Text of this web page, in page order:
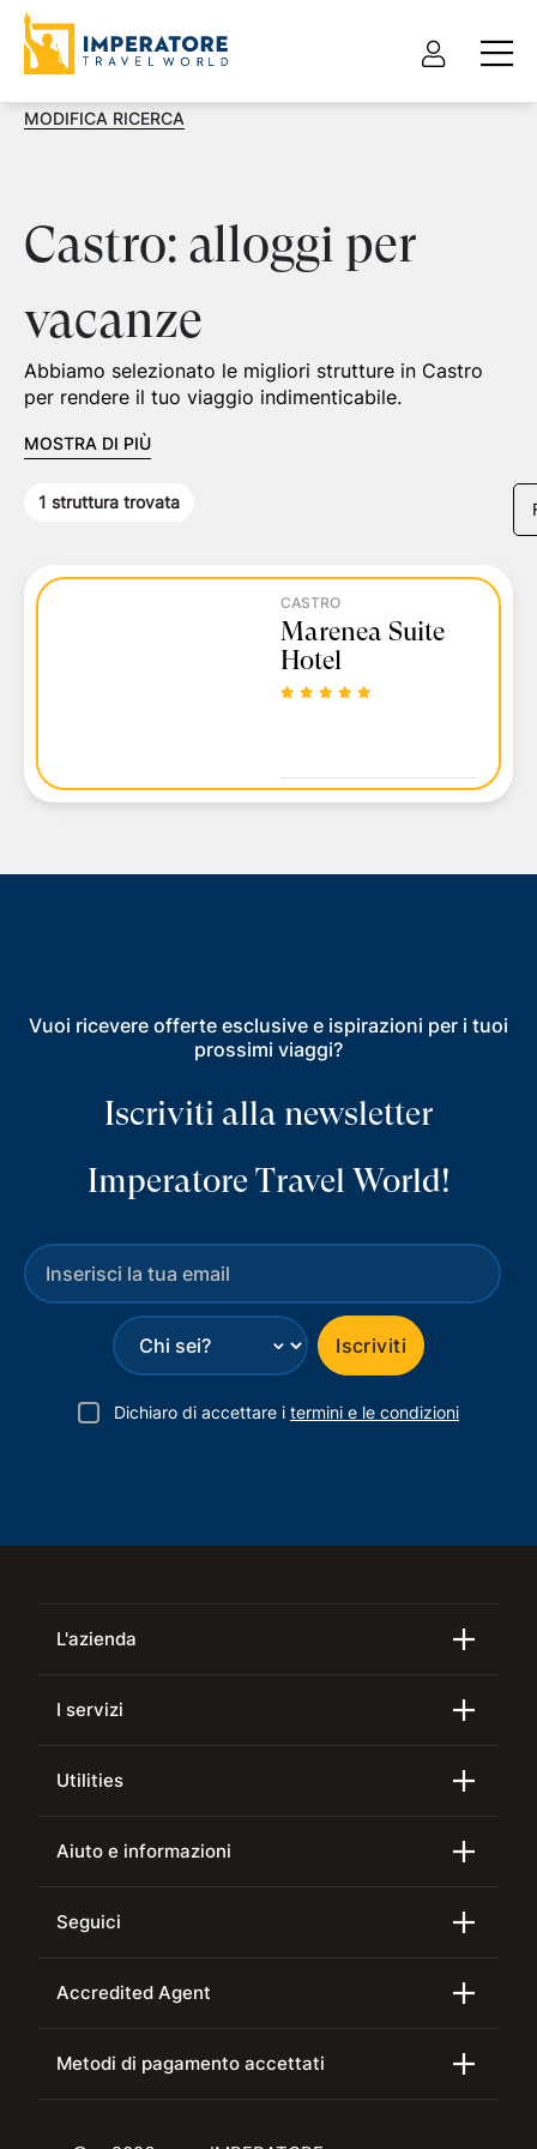
MODIFICA RICERCA
Castro: alloggi per
vacanze
Abbiamo selezionato le migliori strutture in Castro
per rendere il tuo viaggio indimenticabile.
MOSTRA DI PIÙ
1 struttura trovata
CASTRO
Marenea Suite
Hotel
Vuoi ricevere offerte esclusive e ispirazioni per i tuoi
prossimi viaggi?
Iscriviti alla newsletter
Imperatore Travel World!
⌄ Iscriviti
Dichiaro di accettare i termini e le condizioni
L'azienda
I servizi
Utilities
Aiuto e informazioni
Seguici
Accredited Agent
Metodi di pagamento accettati